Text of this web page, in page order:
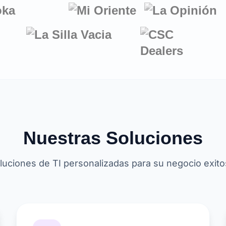
Nuestras Soluciones
de TI personalizadas para su negocio